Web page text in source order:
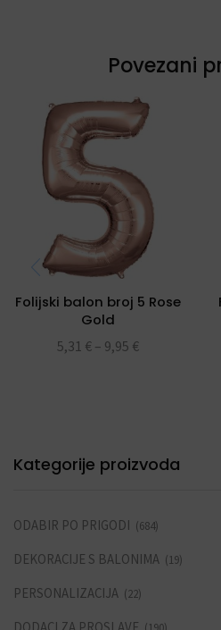
Povezani
Folijski balon broj 5 Rose
Gold
5,31 € – 9,95 €
Kategorije proizvoda
ODABIR PO PRIGODI (684)
DEKORACIJE S BALONIMA (19)
PERSONALIZACIJA (22)